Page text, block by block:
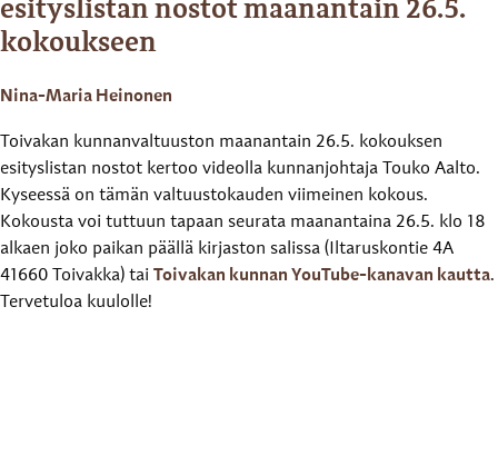
esityslistan nostot maanantain 26.5.
kokoukseen
Nina-Maria Heinonen
Toivakan kunnanvaltuuston maanantain 26.5. kokouksen
esityslistan nostot kertoo videolla kunnanjohtaja Touko Aalto.
Kyseessä on tämän valtuustokauden viimeinen kokous.
Kokousta voi tuttuun tapaan seurata maanantaina 26.5. klo 18
alkaen joko paikan päällä kirjaston salissa (Iltaruskontie 4A
41660 Toivakka) tai Toivakan kunnan YouTube-kanavan kautta.
Tervetuloa kuulolle!